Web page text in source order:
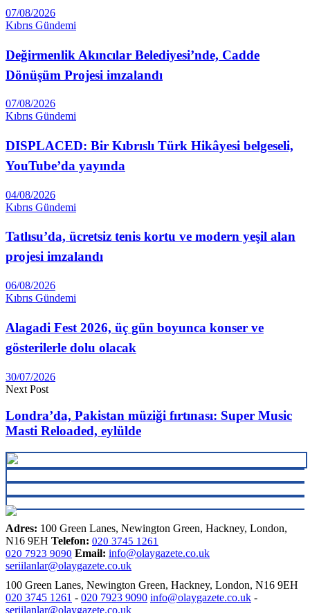
07/08/2026
Kıbrıs Gündemi
Değirmenlik Akıncılar Belediyesi’nde, Cadde
Dönüşüm Projesi imzalandı
07/08/2026
Kıbrıs Gündemi
DISPLACED: Bir Kıbrıslı Türk Hikâyesi belgeseli,
YouTube’da yayında
04/08/2026
Kıbrıs Gündemi
Tatlısu’da, ücretsiz tenis kortu ve modern yeşil alan
projesi imzalandı
06/08/2026
Kıbrıs Gündemi
Alagadi Fest 2026, üç gün boyunca konser ve
gösterilerle dolu olacak
30/07/2026
Next Post
Londra’da, Pakistan müziği fırtınası: Super Music
Masti Reloaded, eylülde
Adres: 100 Green Lanes, Newington Green, Hackney, London,
N16 9EH Telefon: 020 3745 1261
020 7923 9090 Email: info@olaygazete.co.uk
seriilanlar@olaygazete.co.uk
100 Green Lanes, Newington Green, Hackney, London, N16 9EH
020 3745 1261 - 020 7923 9090 info@olaygazete.co.uk -
seriilanlar@olaygazete.co.uk